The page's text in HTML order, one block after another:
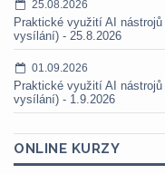
25.08.2026
Praktické využití AI
vysílání) - 25.8.2026
01.09.2026
Praktické využití AI
vysílání) - 1.9.2026
ONLINE KURZY